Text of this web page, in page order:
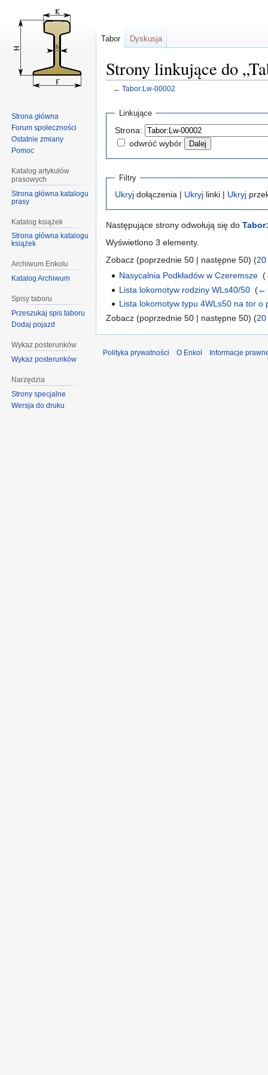
Strony linkujące do
← Tabor:Lw-00002
Przejdź
nawigacji
Przejdź
wyszukiwania
Linkujące
Strona:
odwróć wybór
Filtry
Ukryj dołączenia | Ukryj linki | Ukryj
Następujące strony odwołują się do
Wyświetlono 3 elementy.
Zobacz (poprzednie 50 | następne 50) (20
Nasycalnia Podkładów w Czeremsze ‎(
Lista lokomotyw rodziny WLs40/50 ‎(←
Lista lokomotyw typu 4WLs50 na tor o
Zobacz (poprzednie 50 | następne 50) (20
Tabor Dyskusja
Strona główna
Forum społeczności
Ostatnie zmiany
Pomoc
Katalog artykułów
prasowych
Strona główna katalogu
prasy
Katalog książek
Strona główna katalogu
książek
Archiwum Enkolu
Katalog Archiwum
Spisy taboru
Przeszukaj spis taboru
Dodaj pojazd
Wykaz posterunków
Wykaz posterunków
Narzędzia
Strony specjalne
Wersja do druku
Polityka prywatności O Enkol Informacje